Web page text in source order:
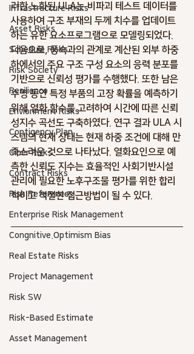
Infrastructure Risks
Asset Risks
Schedule Risks
Risk Society
Resilience
Envionment Risks
Contigency Plan
Ciber Risks
Contract Risks
Risk References
Enterprise Risk Management
Congnitive.Optimism Bias
Real Estate Risks
Project Management
Risk SW
Risk-Based Estimate
Asset Management
러한 노화된 ULA는 비파괴 테스트 데이터를
사용하여 구조 부재의 두께 치수를 업데이트
하는 유한 요소프로그램으로 모델링되었다.
다음으로, 풍속과의 관계로 계산된 외부 하중
하에서의 주요 구조 구성 요소의 응력 분포를
기반으로 신뢰성 평가를 수행했다. 또한 남은
수명 동안 특정 부품의 고장 확률을 예측하기
위해 열화 함수를 고려하여 시간에 따른 신뢰
성지수 곡선도 구축하였다. 연구 결과 ULA 시
스템의 현재 상태는 현재 하중 조건에 대해 만
족스러운 것으로 나타났다. 열화요인으로 예
측한 신뢰도 지수는 효율적인 사회기반시설
관리에 필요한 노후구조물 평가를 위한 합리
적이고 적절한 접근방법이 될 수 있다.